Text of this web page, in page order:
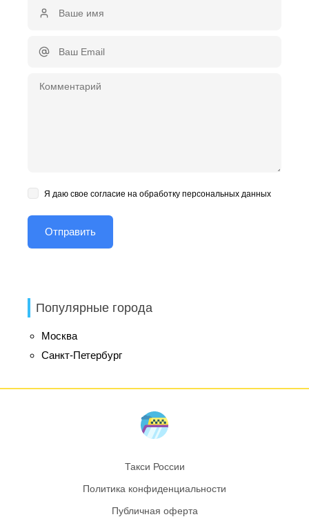
Я даю свое согласие на обработку персональных данных
Популярные города
Москва
Санкт-Петербург
Такси России
Политика конфиденциальности
Публичная оферта